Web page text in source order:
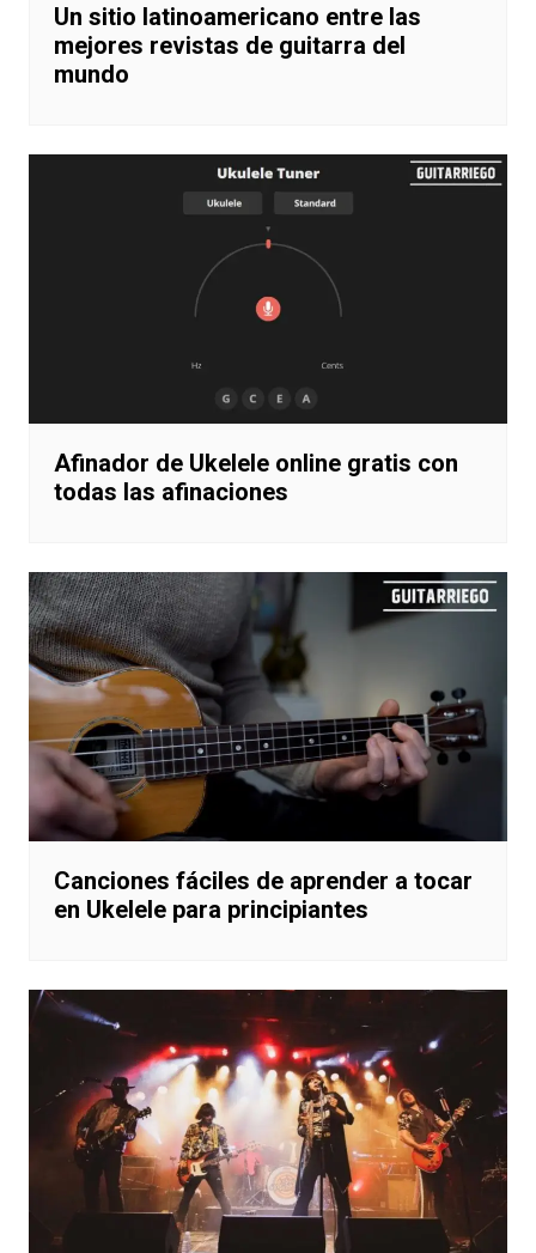
Un sitio latinoamericano entre las
mejores revistas de guitarra del
mundo
Afinador de Ukelele online gratis con
todas las afinaciones
Canciones fáciles de aprender a tocar
en Ukelele para principiantes